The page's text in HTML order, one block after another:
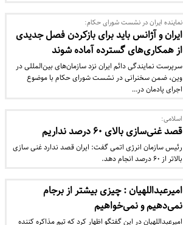
نماینده ایران در نشست شورای حکام:
ایران و آژانس باید برای بازکردن فصل جدیدی
از همکاری‌های گسترده آماده شوند
سرپرست نمایندگی دائم ایران نزد سازمان‌های بین‌المللی در
وین، ضمن سخنرانی در نشست شورای حکام با موضوع
اجرای پادمان در…
اسلامی:
قصد غنی‌سازی بالای ۶۰ درصد نداریم
رئیس سازمان انرژی اتمی گفت: ایران قصد ندارد غنی سازی
بالاتر از ۶۰ درصد انجام دهد.
امیرعبداللهیان : چیزی بیشتر از برجام
نمی‌دهیم و نمی‌خواهیم
امیرعبداللهیان در این گفتگو اظهار کرد که تیم مذاکره کننده